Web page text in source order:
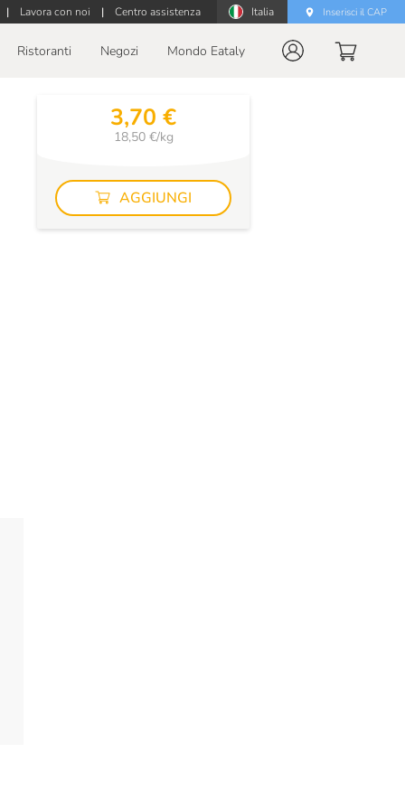
| Lavora con noi | Centro assistenza Italia Inserisci il CAP
Ristoranti Negozi Mondo Eataly
3,70 €
18,50 €/kg
AGGIUNGI